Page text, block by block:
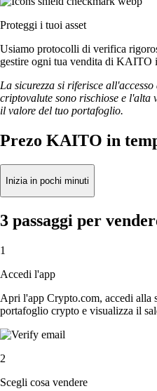
Proteggi i tuoi asset
Usiamo protocolli di verifica
gestire ogni tua vendita di KAITO
La sicurezza si riferisce
criptovalute sono rischiose e
il valore del tuo portafoglio.
Prezo KAITO in
Inizia in pochi minuti
3 passaggi per
1
Accedi l'app
Apri l'app Crypto.com, accedi alla
portafoglio crypto e visualizza il
2
Scegli cosa vendere